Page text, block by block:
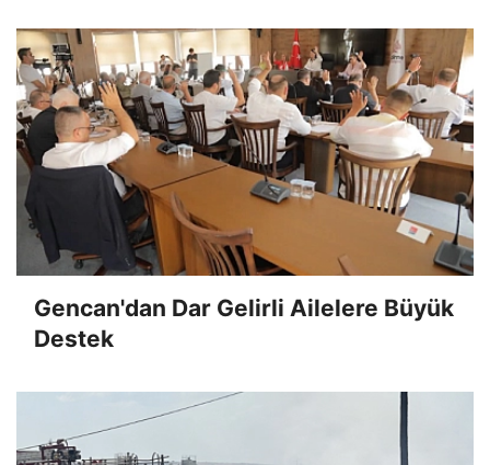
Gencan'dan Dar Gelirli Ailelere Büyük
Destek